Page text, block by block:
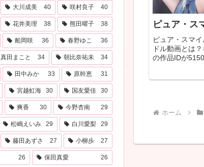
ピュア・ス
ピュア・スマ
ドル動画とは
の作品IDが
きます！無料
ホーム
大川成美 40 咲村良子 40
花井美理 38 熊田曜子 38
船岡咲 36 春野ゆこ 36
真田まこと 34 朝比奈祐未 34
田中みか 33 原幹恵 31
宮越虹海 30 国友愛佳 30
爽香 30 今野杏南 29
松嶋えいみ 29 白川愛梨 29
藤田あずさ 27 小柳歩 27
26 保田真愛 26